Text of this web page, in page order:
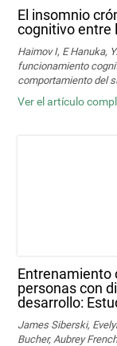
El insomnio
cognitivo entre
Haimov I, E Hanuka,
funcionamiento
comportamiento del
Ver el artículo
Entrenamiento
personas con
desarrollo:
James Siberski,
Bucher, Aubrey